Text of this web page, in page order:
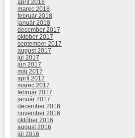
apríl 2018
marec 2018
február 2018
január 2018
december 2017
október 2017
september 2017
august 2017
júl 2017
jún 2017
máj 2017
apríl 2017
marec 2017
február 2017
január 2017
december 2016
november 2016
október 2016
august 2016
júl 2016